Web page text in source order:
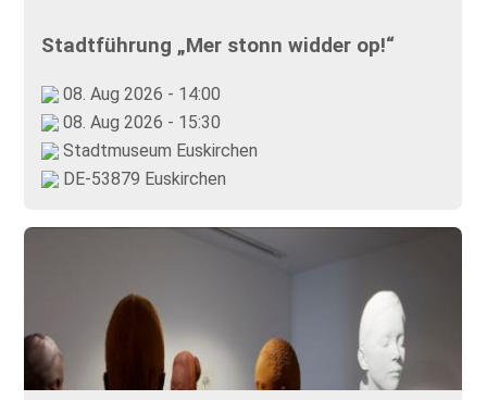
Stadtführung „Mer stonn widder op!“
08. Aug 2026 - 14:00
08. Aug 2026 - 15:30
Stadtmuseum Euskirchen
DE-53879 Euskirchen